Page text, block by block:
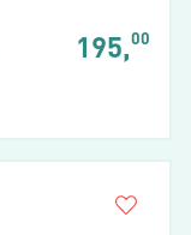
195,00